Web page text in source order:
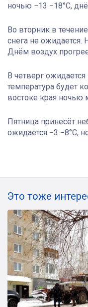
ночью −13 −18°C,
Во вторник в
снега не ожидается.
Днём воздух
В четверг
температура будет
востоке края ночью
Пятница принесёт
ожидается −3 −8°C,
Это тоже